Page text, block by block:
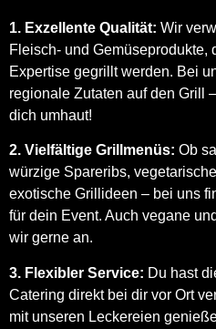
1. Exzellente Qualität: Wir
Fleisch- und Gemüseprodukte,
Expertise gegrillt werden. Bei
regionale Zutaten auf den Grill
dich umhaut!
2. Vielfältige Grillmenüs: Ob
würzige Spareribs,
exotische Grillideen – bei uns
für dein Event. Auch vegane
wir gerne an.
3. Flexibler Service: Du hast
Catering direkt bei dir vor Ort
mit unseren Leckereien